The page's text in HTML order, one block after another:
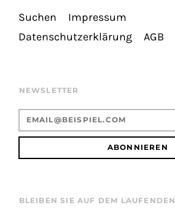
Suchen
Impressum
Datenschutzerklärung
AGB
NEWSLETTER
ABONNIEREN
BLEIBEN SIE AUF DEM LAUFENDEN